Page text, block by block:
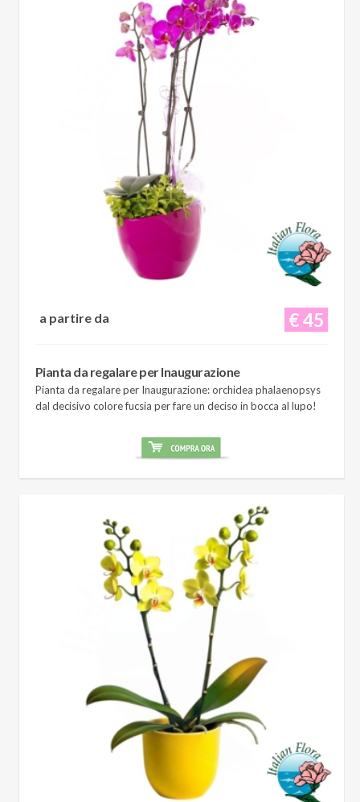
€ 45
a partire da
Pianta da regalare per Inaugurazione
Pianta da regalare per Inaugurazione: orchidea phalaenopsys
dal decisivo colore fucsia per fare un deciso in bocca al lupo!